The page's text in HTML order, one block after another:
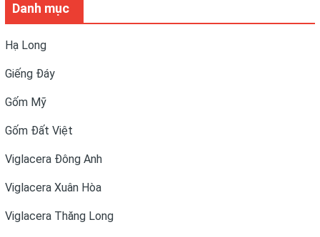
Danh mục
Hạ Long
Giếng Đáy
Gốm Mỹ
Gốm Đất Việt
Viglacera Đông Anh
Viglacera Xuân Hòa
Viglacera Thăng Long